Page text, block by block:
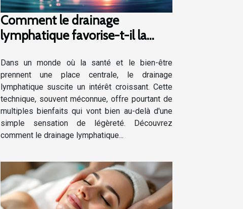
Comment le drainage
lymphatique favorise-t-il la
Dans un monde où la santé et le bien-être
prennent une place centrale, le drainage
lymphatique suscite un intérêt croissant. Cette
technique, souvent méconnue, offre pourtant de
multiples bienfaits qui vont bien au-delà d'une
simple sensation de légèreté. Découvrez
comment le drainage lymphatique...